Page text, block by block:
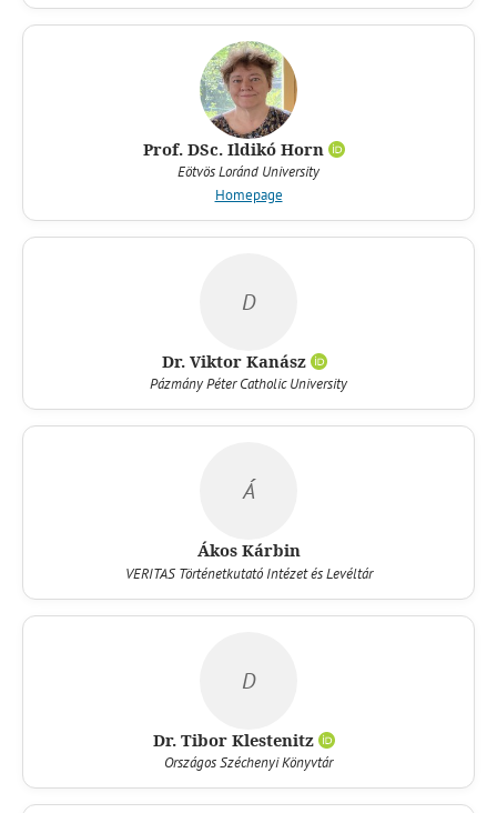
Prof. DSc. Ildikó Horn
Eötvös Loránd University
Homepage
D
Dr. Viktor Kanász
Pázmány Péter Catholic University
Á
Ákos Kárbin
VERITAS Történetkutató Intézet és Levéltár
D
Dr. Tibor Klestenitz
Országos Széchenyi Könyvtár